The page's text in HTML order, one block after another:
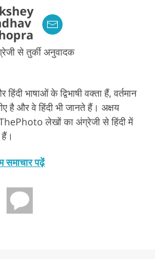
से तुर्की अनुवादक
भाषाओं के द्विभाषी वक्ता हैं, वर्तमान
है और वे हिंदी भी जानते हैं। अक्षय
लेखों का अंग्रेजी से हिंदी में
समाचार पढ़ें